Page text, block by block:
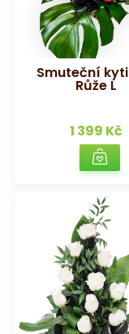
Smuteční
Růže L
1 399 Kč